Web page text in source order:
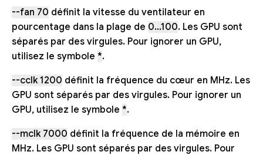
--fan 70 définit la vitesse du ventilateur en
pourcentage dans la plage de 0...100. Les GPU sont
séparés par des virgules. Pour ignorer un GPU,
utilisez le symbole *.
--cclk 1200 définit la fréquence du cœur en MHz. Les
GPU sont séparés par des virgules. Pour ignorer un
GPU, utilisez le symbole *.
--mclk 7000 définit la fréquence de la mémoire en
MHz. Les GPU sont séparés par des virgules. Pour